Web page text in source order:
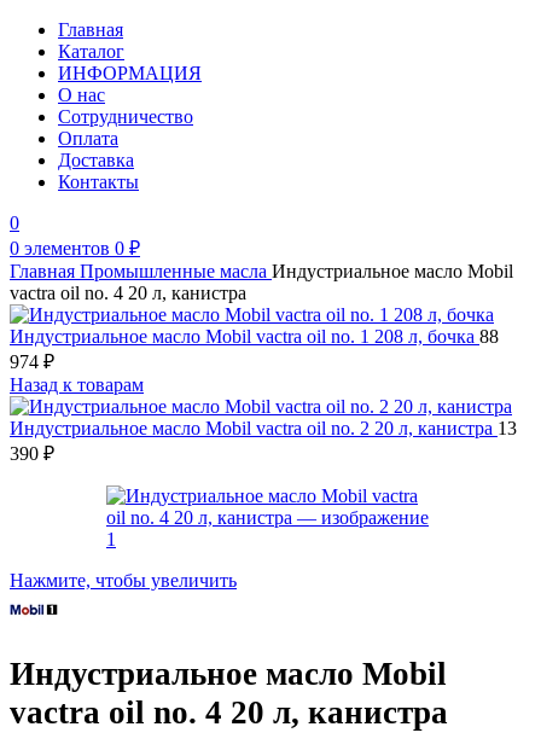
Главная
Каталог
ИНФОРМАЦИЯ
О нас
Сотрудничество
Оплата
Доставка
Контакты
0
0 элементов 0 ₽
Главная Промышленные масла Индустриальное масло Mobil
vactra oil no. 4 20 л, канистра
Индустриальное масло Mobil vactra oil no. 1 208 л, бочка 88
974 ₽
Назад к товарам
Индустриальное масло Mobil vactra oil no. 2 20 л, канистра 13
390 ₽
Нажмите, чтобы увеличить
Индустриальное масло Mobil
vactra oil no. 4 20 л, канистра